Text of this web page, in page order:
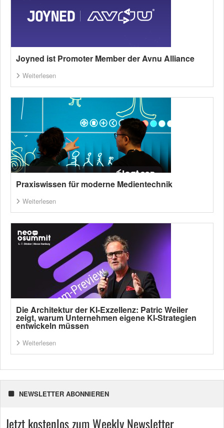
Joyned ist Promoter Member der Avnu Alliance
Weiterlesen
Praxiswissen für moderne Medientechnik
Weiterlesen
Die Architektur der KI-Exzellenz: Patric Weiler
zeigt, warum Unternehmen eigene KI-Strategien
entwickeln müssen
Weiterlesen
NEWSLETTER ABONNIEREN
Jetzt kostenlos zum Weekly Newsletter